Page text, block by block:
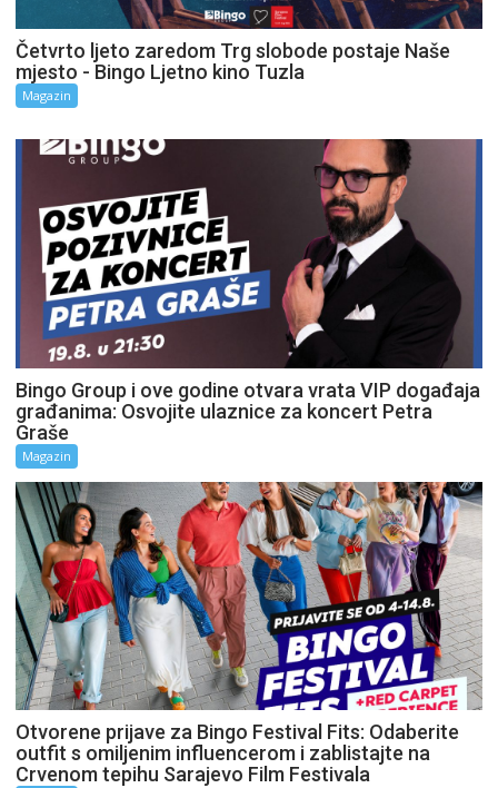
Četvrto ljeto zaredom Trg slobode postaje Naše
mjesto - Bingo Ljetno kino Tuzla
Magazin
Bingo Group i ove godine otvara vrata VIP događaja
građanima: Osvojite ulaznice za koncert Petra
Graše
Magazin
Otvorene prijave za Bingo Festival Fits: Odaberite
outfit s omiljenim influencerom i zablistajte na
Crvenom tepihu Sarajevo Film Festivala